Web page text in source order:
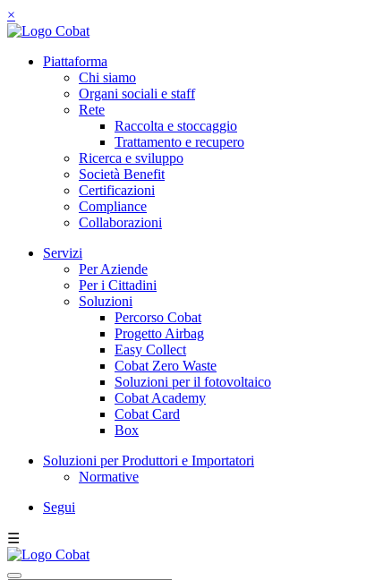
×
Piattaforma
Chi siamo
Organi sociali e staff
Rete
Raccolta e stoccaggio
Trattamento e recupero
Ricerca e sviluppo
Società Benefit
Certificazioni
Compliance
Collaborazioni
Servizi
Per Aziende
Per i Cittadini
Soluzioni
Percorso Cobat
Progetto Airbag
Easy Collect
Cobat Zero Waste
Soluzioni per il fotovoltaico
Cobat Academy
Cobat Card
Box
Soluzioni per Produttori e Importatori
Normative
Segui
☰